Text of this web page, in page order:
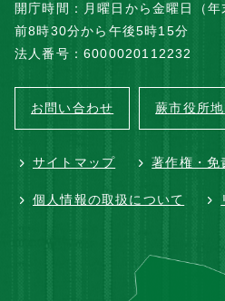
開庁時間：月曜日から金曜日（
前8時30分から午後5時15分
法人番号：6000020112232
お問い合わせ 蕨市役所地
サイトマップ 著作権・免
個人情報の取扱について